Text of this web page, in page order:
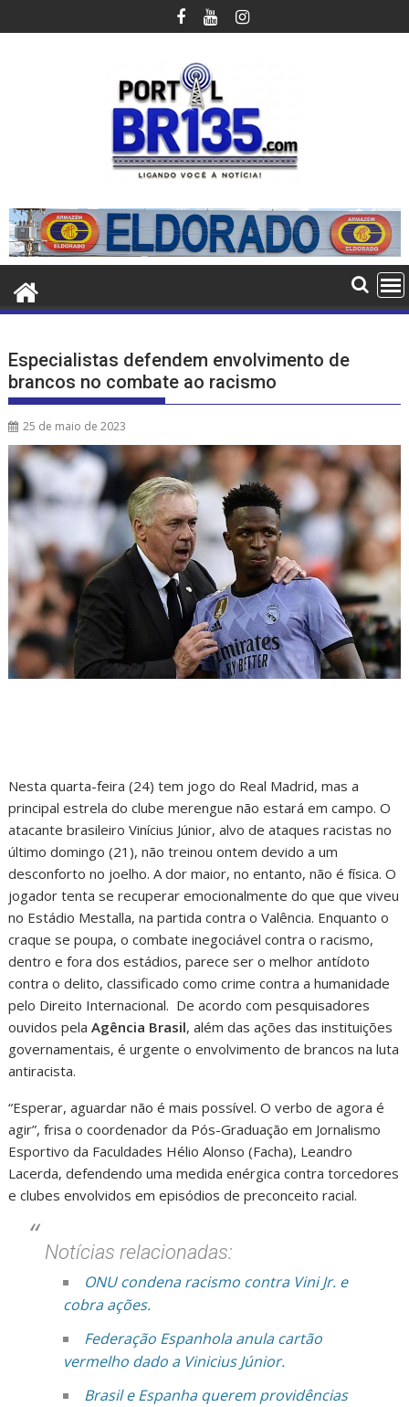
para
Especialistas defendem envolvimento de
brancos no combate ao racismo
25 de maio de 2023
Nesta quarta-feira (24) tem jogo do Real Madrid, mas a
principal estrela do clube merengue não estará em campo. O
atacante brasileiro Vinícius Júnior, alvo de ataques racistas no
último domingo (21), não treinou ontem devido a um
desconforto no joelho. A dor maior, no entanto, não é física. O
jogador tenta se recuperar emocionalmente do que que viveu
no Estádio Mestalla, na partida contra o Valência. Enquanto o
craque se poupa, o combate inegociável contra o racismo,
dentro e fora dos estádios, parece ser o melhor antídoto
contra o delito, classificado como crime contra a humanidade
pelo Direito Internacional. De acordo com pesquisadores
ouvidos pelaAgência Brasil, além das ações das instituições
governamentais, é urgente o envolvimento de brancos na luta
antiracista.
“Esperar, aguardar não é mais possível. O verbo de agora é
agir”, frisa o coordenador da Pós-Graduação em Jornalismo
Esportivo da Faculdades Hélio Alonso (Facha), Leandro
Lacerda, defendendo uma medida enérgica contra torcedores
e clubes envolvidos em episódios de preconceito racial.
Notícias relacionadas:
ONU condena racismo contra Vini Jr. e
cobra ações.
Federação Espanhola anula cartão
vermelho dado a Vinicius Júnior.
Brasil e Espanha querem providências